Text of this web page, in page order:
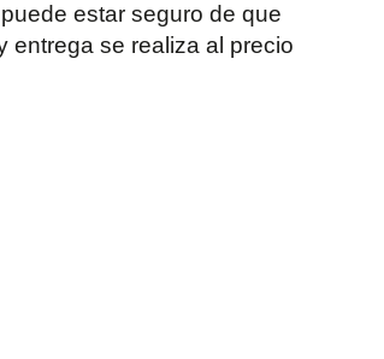
estar seguro de que
entrega se realiza al precio